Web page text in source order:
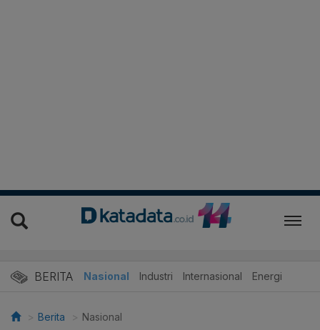
BERITA Nasional Industri Internasional Energi
Berita Nasional